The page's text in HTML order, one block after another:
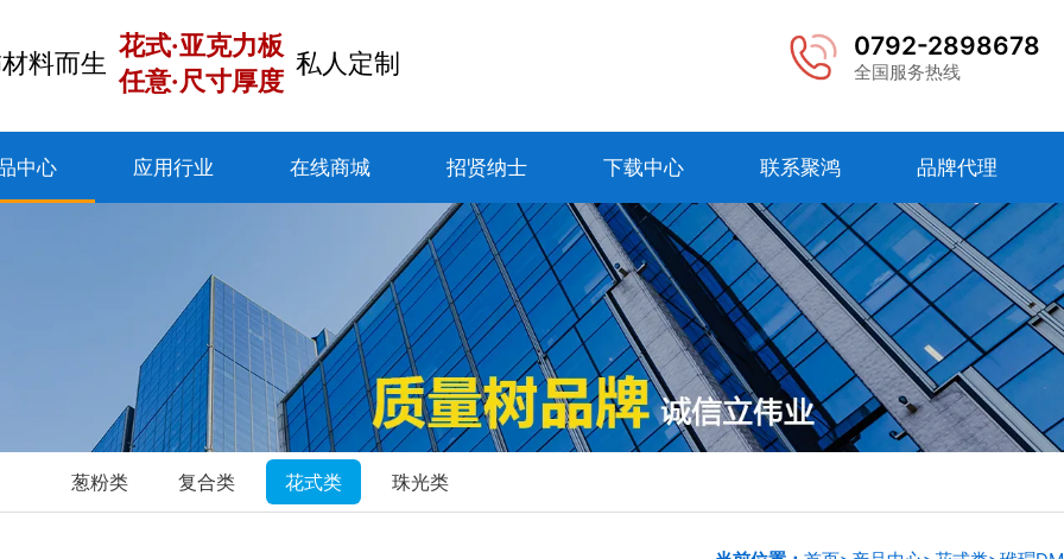
0792-2898678
全国服务热线
料而生
花式·亚克力板
任意·尺寸厚度
私人定制
中心 应用行业 在线商城 招贤纳士 下载中心 联系聚鸿 品牌代理
葱粉类 复合类 花式类 珠光类